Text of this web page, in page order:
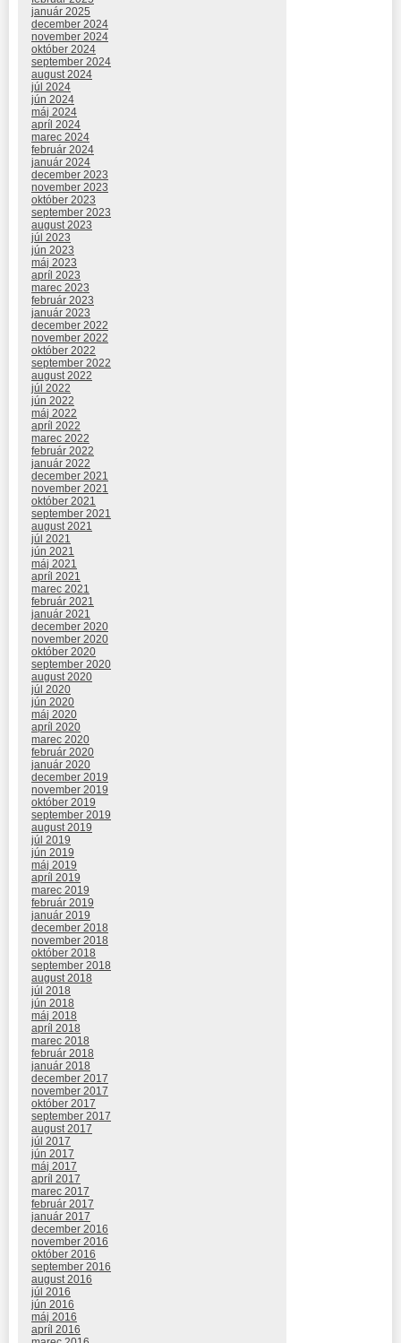
január 2025
december 2024
november 2024
október 2024
september 2024
august 2024
júl 2024
jún 2024
máj 2024
apríl 2024
marec 2024
február 2024
január 2024
december 2023
november 2023
október 2023
september 2023
august 2023
júl 2023
jún 2023
máj 2023
apríl 2023
marec 2023
február 2023
január 2023
december 2022
november 2022
október 2022
september 2022
august 2022
júl 2022
jún 2022
máj 2022
apríl 2022
marec 2022
február 2022
január 2022
december 2021
november 2021
október 2021
september 2021
august 2021
júl 2021
jún 2021
máj 2021
apríl 2021
marec 2021
február 2021
január 2021
december 2020
november 2020
október 2020
september 2020
august 2020
júl 2020
jún 2020
máj 2020
apríl 2020
marec 2020
február 2020
január 2020
december 2019
november 2019
október 2019
september 2019
august 2019
júl 2019
jún 2019
máj 2019
apríl 2019
marec 2019
február 2019
január 2019
december 2018
november 2018
október 2018
september 2018
august 2018
júl 2018
jún 2018
máj 2018
apríl 2018
marec 2018
február 2018
január 2018
december 2017
november 2017
október 2017
september 2017
august 2017
júl 2017
jún 2017
máj 2017
apríl 2017
marec 2017
február 2017
január 2017
december 2016
november 2016
október 2016
september 2016
august 2016
júl 2016
jún 2016
máj 2016
apríl 2016